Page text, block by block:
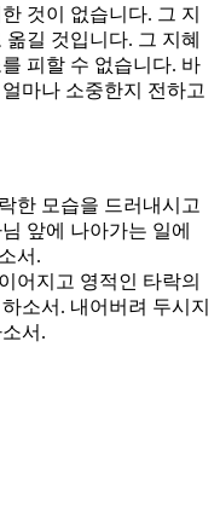
것이 없습니다. 그 지
길 것입니다. 그 지혜
피할 수 없습니다. 바
마나 소중한지 전하고
한 모습을 드러내시고
앞에 나아가는 일에
서.
어지고 영적인 타락의
소서. 내어버려 두시지
서.